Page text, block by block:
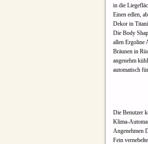
in die
Einen edlen,
Dekor in
Die Body
allen Ergoline
Bräunen in
angenehm
automatisch
Die Benutzer
Klima-
Angenehmen
Fein